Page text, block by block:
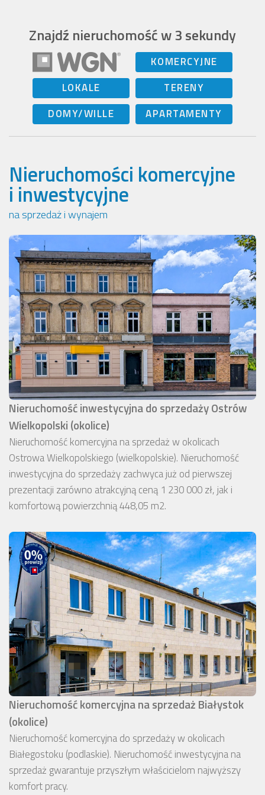
Znajdź nieruchomość w 3 sekundy
KOMERCYJNE
LOKALE
TERENY
DOMY/WILLE
APARTAMENTY
Nieruchomości komercyjne
i inwestycyjne
na sprzedaż i wynajem
Nieruchomość inwestycyjna do sprzedaży Ostrów
Wielkopolski (okolice)
Nieruchomość komercyjna na sprzedaż w okolicach
Ostrowa Wielkopolskiego (wielkopolskie). Nieruchomość
inwestycyjna do sprzedaży zachwyca już od pierwszej
prezentacji zarówno atrakcyjną ceną 1 230 000 zł, jak i
komfortową powierzchnią 448,05 m2.
Nieruchomość komercyjna na sprzedaż Białystok
(okolice)
Nieruchomość komercyjna do sprzedaży w okolicach
Białegostoku (podlaskie). Nieruchomość inwestycyjna na
sprzedaż gwarantuje przyszłym właścicielom najwyższy
komfort pracy.